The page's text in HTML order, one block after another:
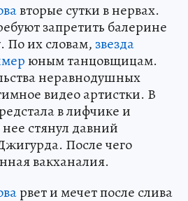
вторые сутки в нервах.
запретить балерине
По их словам, звезда
юным танцовщицам.
неравнодушных
видео артистки. В
в лифчике и
стянул давний
После чего
вакханалия.
рвет и мечет после слива